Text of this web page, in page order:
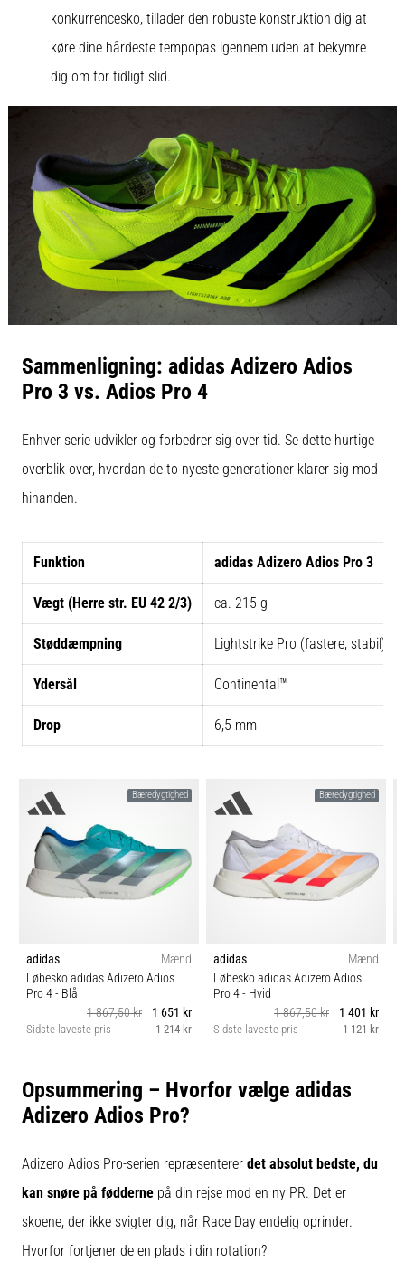
konkurrencesko, tillader den robuste konstruktion dig at
køre dine hårdeste tempopas igennem uden at bekymre
dig om for tidligt slid.
Sammenligning: adidas Adizero Adios
Pro 3 vs. Adios Pro 4
Enhver serie udvikler og forbedrer sig over tid. Se dette hurtige
overblik over, hvordan de to nyeste generationer klarer sig mod
hinanden.
Funktion adidas Adizero Adios Pro 3
Vægt (Herre str. EU 42 2/3) ca. 215 g
Støddæmpning Lightstrike Pro (fastere, stabil)
Ydersål Continental™
Drop 6,5 mm
Bæredygtighed
adidas
Mænd
Løbesko adidas Adizero Adios
Pro 4- Blå
1 867,50 kr
1 651 kr
Sidste laveste pris 1 214 kr
Bæredygtighed
adidas
Mænd
Løbesko adidas Adizero Adios
Pro 4- Hvid
1 867,50 kr
1 401 kr
Sidste laveste pris 1 121 kr
Opsummering – Hvorfor vælge adidas
Adizero Adios Pro?
Adizero Adios Pro-serien repræsenterer det absolut bedste, du
kan snøre på fødderne på din rejse mod en ny PR. Det er
skoene, der ikke svigter dig, når Race Day endelig oprinder.
Hvorfor fortjener de en plads i din rotation?